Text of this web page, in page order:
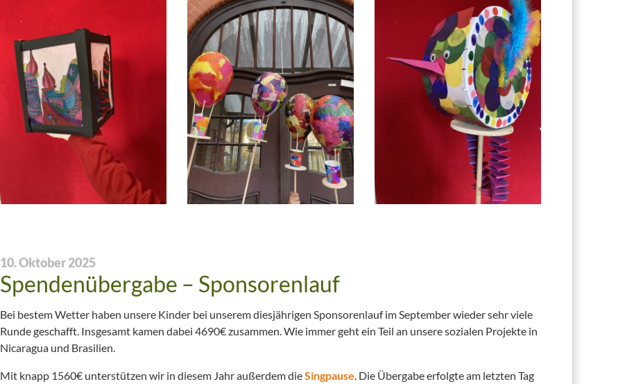
10. Oktober 2025
Spendenübergabe – Sponsorenlauf
Bei bestem Wetter haben unsere Kinder bei unserem diesjährigen Sponsorenlauf im September wieder sehr viele
Runde geschafft. Insgesamt kamen dabei 4690€ zusammen. Wie immer geht ein Teil an unsere sozialen Projekte in
Nicaragua und Brasilien.
Mit knapp 1560€ unterstützen wir in diesem Jahr außerdem dieSingpause . Die Übergabe erfolgte am letzten Tag